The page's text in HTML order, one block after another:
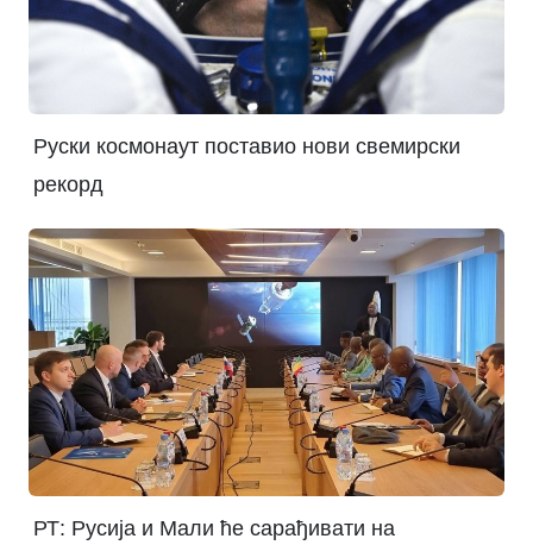
Руски космонаут поставио нови свемирски
рекорд
РТ: Русија и Мали ће сарађивати на